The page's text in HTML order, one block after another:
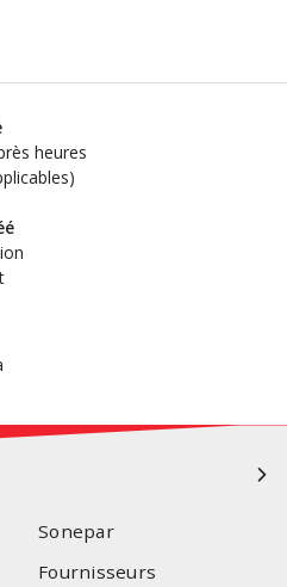
heures
Sonepar
Fournisseurs